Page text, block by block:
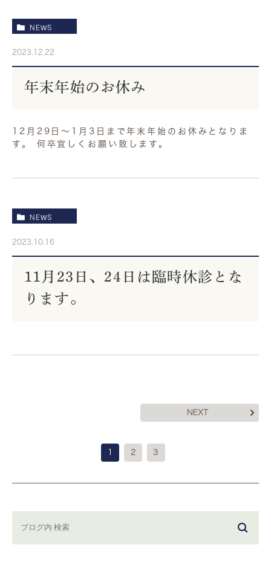
NEWS
2023.12.22
年末年始のお休み
12月29日〜1月3日まで年末年始のお休みとなりま
す。 何卒宜しくお願い致します。
NEWS
2023.10.16
11月23日、24日は臨時休診とな
ります。
1 2 3
NEXT